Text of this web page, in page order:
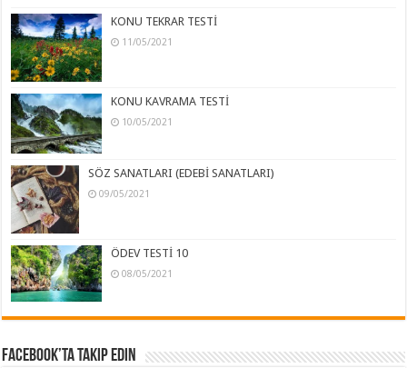
KONU TEKRAR TESTİ
11/05/2021
KONU KAVRAMA TESTİ
10/05/2021
SÖZ SANATLARI (EDEBİ SANATLARI)
09/05/2021
ÖDEV TESTİ 10
08/05/2021
Facebook’ta Takip Edin